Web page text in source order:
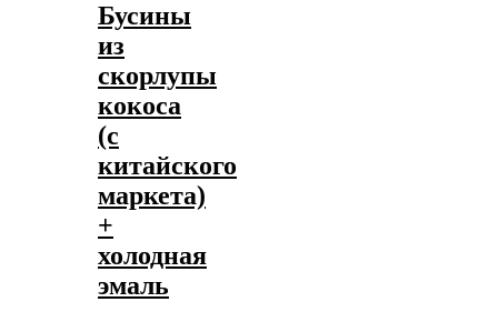
Бусины
из
скорлупы
кокоса
(с
китайского
маркета)
+
холодная
эмаль